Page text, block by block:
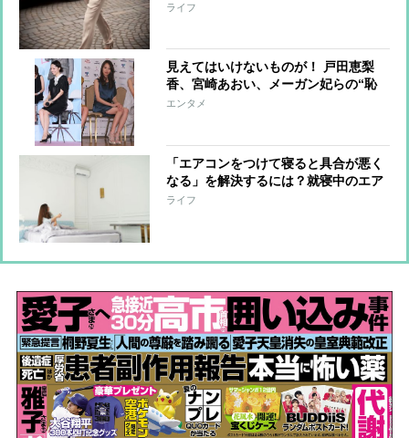
が解説
ライフ
見えてはいけないものが！ 戸田恵梨
香、宮崎あおい、メーガン妃らの“恥
ずかしい”写真
エンタメ
「エアコンをつけて寝ると具合が悪く
なる」を解決するには？就寝中のエア
コンの快適な使い方
ライフ